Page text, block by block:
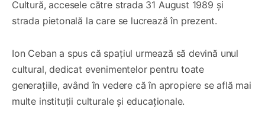
Cultură, accesele către strada 31 August 1989 și
strada pietonală la care se lucrează în prezent.
Ion Ceban a spus că spațiul urmează să devină unul
cultural, dedicat evenimentelor pentru toate
generațiile, având în vedere că în apropiere se află mai
multe instituții culturale și educaționale.